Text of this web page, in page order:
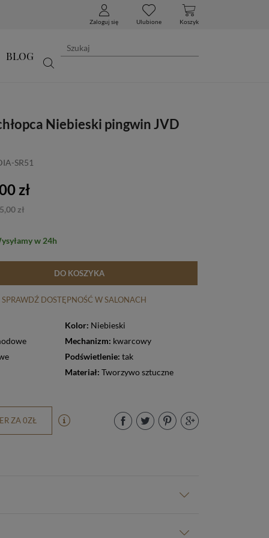
Zaloguj się Ulubione Koszyk
BLOG
Niebieski pingwin JVD
SR51
zł
zł
w 24h
DO KOSZYKA
SPRAWDŹ DOSTĘPNOŚĆ W SALONACH
Kolor: Niebieski
Mechanizm: kwarcowy
Podświetlenie: tak
Materiał:Tworzywo sztuczne
ZA 0ZŁ